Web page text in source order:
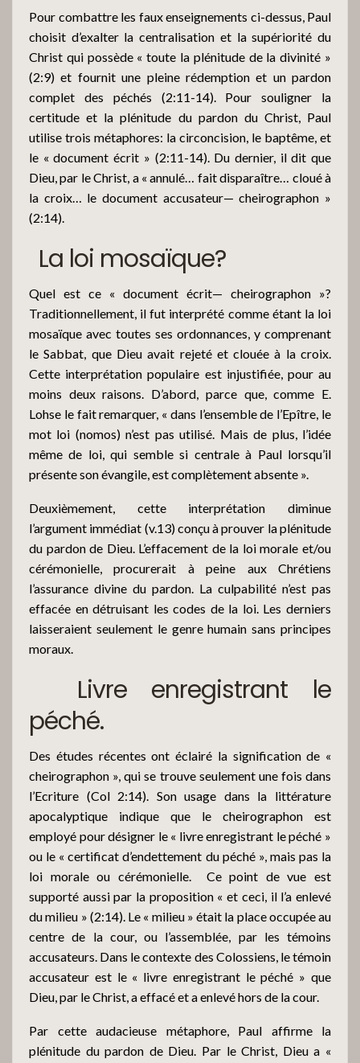
Pour combattre les faux enseignements ci-dessus, Paul
choisit d’exalter la centralisation et la supériorité du
Christ qui possède « toute la plénitude de la divinité »
(2:9) et fournit une pleine rédemption et un pardon
complet des péchés (2:11-14). Pour souligner la
certitude et la plénitude du pardon du Christ, Paul
utilise trois métaphores: la circoncision, le baptême, et
le « document écrit » (2:11-14). Du dernier, il dit que
Dieu, par le Christ, a « annulé… fait disparaître… cloué à
la croix… le document accusateur— cheirographon »
(2:14).
La loi mosaïque?
Quel est ce « document écrit— cheirographon »?
Traditionnellement, il fut interprété comme étant la loi
mosaïque avec toutes ses ordonnances, y comprenant
le Sabbat, que Dieu avait rejeté et clouée à la croix.
Cette interprétation populaire est injustifiée, pour au
moins deux raisons. D’abord, parce que, comme E.
Lohse le fait remarquer, « dans l’ensemble de l’Epître, le
mot loi (nomos) n’est pas utilisé. Mais de plus, l’idée
même de loi, qui semble si centrale à Paul lorsqu’il
présente son évangile, est complètement absente ».
Deuxièmement, cette interprétation diminue
l’argument immédiat (v.13) conçu à prouver la plénitude
du pardon de Dieu. L’effacement de la loi morale et/ou
cérémonielle, procurerait à peine aux Chrétiens
l’assurance divine du pardon. La culpabilité n’est pas
effacée en détruisant les codes de la loi. Les derniers
laisseraient seulement le genre humain sans principes
moraux.
Livre enregistrant le
péché.
Des études récentes ont éclairé la signification de «
cheirographon », qui se trouve seulement une fois dans
l’Ecriture (Col 2:14). Son usage dans la littérature
apocalyptique indique que le cheirographon est
employé pour désigner le « livre enregistrant le péché »
ou le « certificat d’endettement du péché », mais pas la
loi morale ou cérémonielle.Ce point de vue est
supporté aussi par la proposition « et ceci, il l’a enlevé
du milieu » (2:14). Le « milieu » était la place occupée au
centre de la cour, ou l’assemblée, par les témoins
accusateurs. Dans le contexte des Colossiens, le témoin
accusateur est le « livre enregistrant le péché » que
Dieu, par le Christ, a effacé et a enlevé hors de la cour.
Par cette audacieuse métaphore, Paul affirme la
plénitude du pardon de Dieu. Par le Christ, Dieu a «